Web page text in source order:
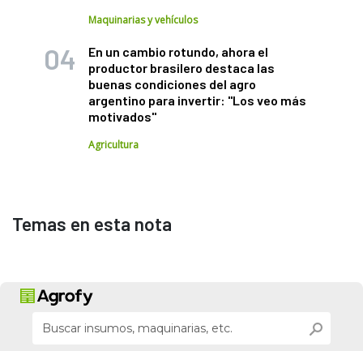
Maquinarias y vehículos
En un cambio rotundo, ahora el
productor brasilero destaca las
buenas condiciones del agro
argentino para invertir: "Los veo más
motivados"
Agricultura
Temas en esta nota